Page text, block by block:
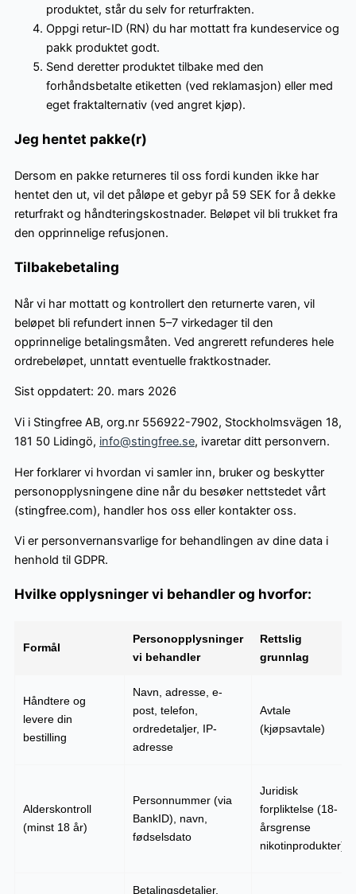
produktet, står du selv for returfrakten.
Oppgi retur-ID (RN) du har mottatt fra kundeservice og
pakk produktet godt.
Send deretter produktet tilbake med den
forhåndsbetalte etiketten (ved reklamasjon) eller med
eget fraktalternativ (ved angret kjøp).
Jeg hentet pakke(r)
Dersom en pakke returneres til oss fordi kunden ikke har
hentet den ut, vil det påløpe et gebyr på 59 SEK for å dekke
returfrakt og håndteringskostnader. Beløpet vil bli trukket fra
den opprinnelige refusjonen.
Tilbakebetaling
Når vi har mottatt og kontrollert den returnerte varen, vil
beløpet bli refundert innen 5–7 virkedager til den
opprinnelige betalingsmåten. Ved angrerett refunderes hele
ordrebeløpet, unntatt eventuelle fraktkostnader.
Sist oppdatert: 20. mars 2026
Vi i Stingfree AB, org.nr 556922-7902, Stockholmsvägen 18,
181 50 Lidingö, info@stingfree.se, ivaretar ditt personvern.
Her forklarer vi hvordan vi samler inn, bruker og beskytter
personopplysningene dine når du besøker nettstedet vårt
(stingfree.com), handler hos oss eller kontakter oss.
Vi er personvernansvarlige for behandlingen av dine data i
henhold til GDPR.
Hvilke opplysninger vi behandler og hvorfor:
Formål
Personopplysninger
vi behandler
Rettslig
grunnlag
Håndtere og
levere din
bestilling
Navn, adresse, e-
post, telefon,
ordredetaljer, IP-
adresse
Avtale
(kjøpsavtale)
Alderskontroll
(minst 18 år)
Personnummer (via
BankID), navn,
fødselsdato
Juridisk
forpliktelse (18-
årsgrense
nikotinprodukter)
Betalingsdetaljer,